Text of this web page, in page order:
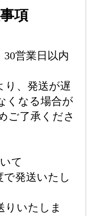
項
営業日以内
、発送が遅
くなる場合が
ご了承くださ
て
で発送いたし
りいたしま